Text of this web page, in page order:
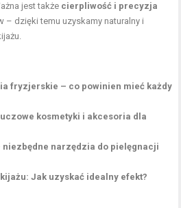
jest także cierpliwość i precyzja
dzięki temu uzyskamy naturalny i
fryzjerskie – co powinien mieć każdy
kosmetyki i akcesoria dla
narzędzia do pielęgnacji
Jak uzyskać idealny efekt?